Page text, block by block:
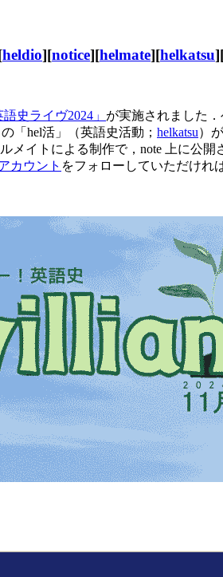
heldio][notice][helmate][helkatsu
語史ライヴ2024」 が実施されました
「hel活」（英語史活動； helkatsu）
メイトによる制作で，note 上に公
カウント をフォローしていただけれ